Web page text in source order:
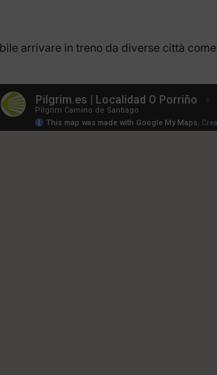
arrivare in treno da diverse città